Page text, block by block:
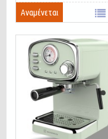
Αναμένεται